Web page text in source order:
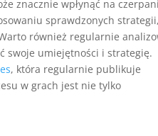
znacznie wpłynąć na
sprawdzonych strategii,
również regularnie
swoje umiejętności i strategię.
, która regularnie publikuje
w grach jest nie tylko